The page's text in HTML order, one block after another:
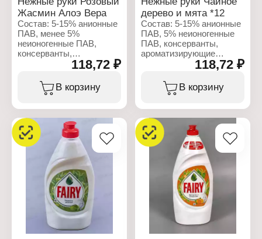
Бренд: Fairy
Вид средства: Средство
для мытья посуды
Назначение: для мытья
посуды
Вариация: Сочный
Форма выпуска:
жидкость
Габаритные размеры:
93х55х206 мм
Жасмин Алоэ Вера
Состав: 5-15% анионные
ПАВ, менее 5%
неионогенные ПАВ,
консерванты,
ароматизирующие
добавки, гераниол.
Характеристики:
Бренд: Fairy
Линейка: Нежные руки
Тип товара: Средство
для мытья посуды
Аромат: Аромат розового
жасмина и Алоэ Вера
Форма выпуска:
жидкость
Объем: 450 мл
118,72 ₽
В корзину
дерево и мята *12
Состав: 5-15% анионные
ПАВ, 5% неионогенные
ПАВ, консерванты,
ароматизирующие
добавки, гераниол.
Характеристики:
Производитель: Procter
Линейка: Нежные руки
Тип товара: Средство
для мытья посуды
Аромат: Чайное дерево и
Форма выпуска:
жидкость
Объем: 450 мл
118,72 ₽
В корзину